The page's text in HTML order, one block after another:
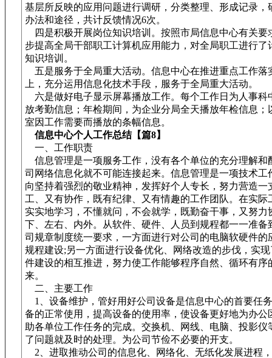
基层所反映的应用问题进行调研，分类整理、形成记录，
办法和途径，共计反馈情况6次。
四是积极开展岗位知识培训。按照市局信息中心有关要
步提高全局干部职工计算机应用能力，对全局职工进行了
知识培训。
五是服务于全局重大活动。信息中心在推进重点工作落
上，充分运用信息化技术手段，服务于全局重大活动。
六是做好电子显示屏幕播放工作。每个工作日为人事科
放考勤信息；年检期间，为企业分局全天播放年检信息；
室因工作需要而播放的条幅信息。
信息中心个人工作总结【篇8】
一、工作职责
信息管理是一项服务工作，没有各个单位的充分理解和
司网络信息化就不可能连接起来。信息管理是一项技术工
向坚持着强烈的敬业精神，发挥好个人专长，努力营造一
工、又有协作，既有纪律、又有情趣的工作团队。在实际
实实地学习，不懂就问，不会就学，既勤奋干事，又努力
下、左右、内外。从软件、硬件、人员到规程都一一准备
司规章制度统一要求，一方面进行对公司的电脑软硬件的
规程建设;另一方面进行设备优化、网络改造的步伐，实
件建设的相互推进，努力使工作能够程序自然、循环有序
来。
二、主要工作
1、设备维护，管好用好公司设备是信息中心的首要任
备的正常使用，提高设备的使用率，使设备更好地为办公
助各单位工作任务的完成。交换机、网线、电脑、投影仪
了问题就及时的处理。为公司节俭不必要的开支。
2、进取推动公司的信息化、网络化、无纸化发展进程